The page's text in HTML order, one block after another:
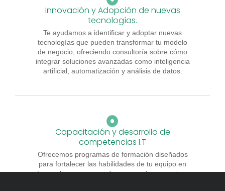
Innovación y Adopción de nuevas
tecnologías.
Te ayudamos a identificar y adoptar nuevas
tecnologías que pueden transformar tu modelo
de negocio, ofreciendo consultoría sobre cómo
integrar soluciones avanzadas como inteligencia
artificial, automatización y análisis de datos.
Capacitación y desarrollo de
competencias I.T
Ofrecemos programas de formación diseñados
para fortalecer las habilidades de tu equipo en
áreas clave, asegurando que pueden manejar y